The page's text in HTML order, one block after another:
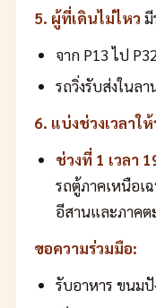
5. ผู้ที่เดินไม่ไหว มี
จาก P13 ไป P32
รถวิ่งรับส่งในลา
6. แบ่งช่วงเวลาใ
ช่วงที่ 1 เวลา
รถตู้ภาคเหนือเ
อีสานและภาคต
ขอความร่วมมือ:
รับอาหาร ขนม